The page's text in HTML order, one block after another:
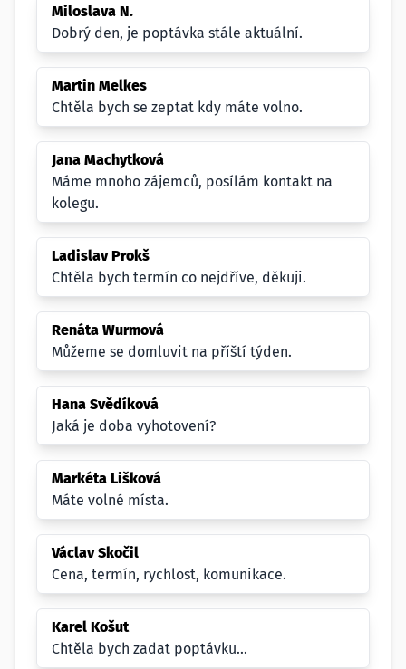
Miloslava N.
Dobrý den, je poptávka stále aktuální.
Martin Melkes
Chtěla bych se zeptat kdy máte volno.
Jana Machytková
Máme mnoho zájemců, posílám kontakt na
kolegu.
Ladislav Prokš
Chtěla bych termín co nejdříve, děkuji.
Renáta Wurmová
Můžeme se domluvit na příští týden.
Hana Svědíková
Jaká je doba vyhotovení?
Markéta Lišková
Máte volné místa.
Václav Skočil
Cena, termín, rychlost, komunikace.
Karel Košut
Chtěla bych zadat poptávku...